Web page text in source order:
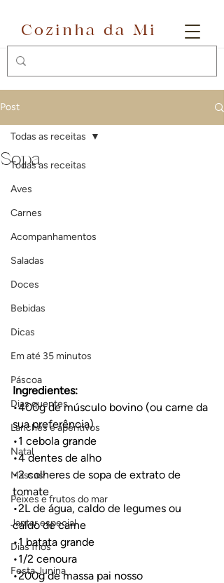
Cozinha da Mi
Post
Todas as receitas
Aves
Carnes
Acompanhamentos
Saladas
Doces
Bebidas
Dicas
Em até 35 minutos
Páscoa
Dias quentes
Lanches e aperitivos
Natal
Massas
Peixes e frutos do mar
Jantar especial
Dias frios
Festa Junina
Todas as receitas
Sopa
Ingredientes:
•400g de músculo bovino (ou carne da
sua preferência)
•1 cebola grande
•4 dentes de alho
•2 colheres de sopa de extrato de
tomate
•2L de água, caldo de legumes ou
caldo de carne
•1 batata grande
•1/2 cenoura
•200g de massa pai nosso